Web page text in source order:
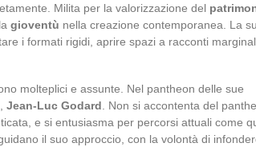
Milita per la valorizzazione del
gioventù nella creazione contemporanea. La
i formati rigidi, aprire spazi a racconti
molteplici e assunte. Nel pantheon delle sue
Jean-Luc Godard . Non si accontenta del
e si entusiasma per percorsi attuali come
il suo approccio, con la volontà di